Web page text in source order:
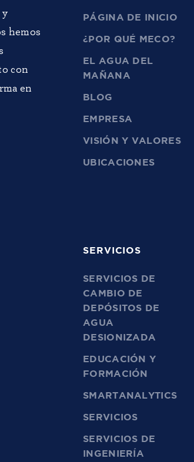
PÁGINA DE INICIO
¿POR QUÉ MECO?
EL AGUA DEL
MAÑANA
BLOG
EMPRESA
VISIÓN Y VALORES
UBICACIONES
SERVICIOS
SERVICIOS DE
CAMBIO DE
DEPÓSITOS DE
AGUA
DESIONIZADA
EDUCACIÓN Y
FORMACIÓN
SMARTANALYTICS
SERVICIOS
SERVICIOS DE
INGENIERÍA
y
hemos
con
en